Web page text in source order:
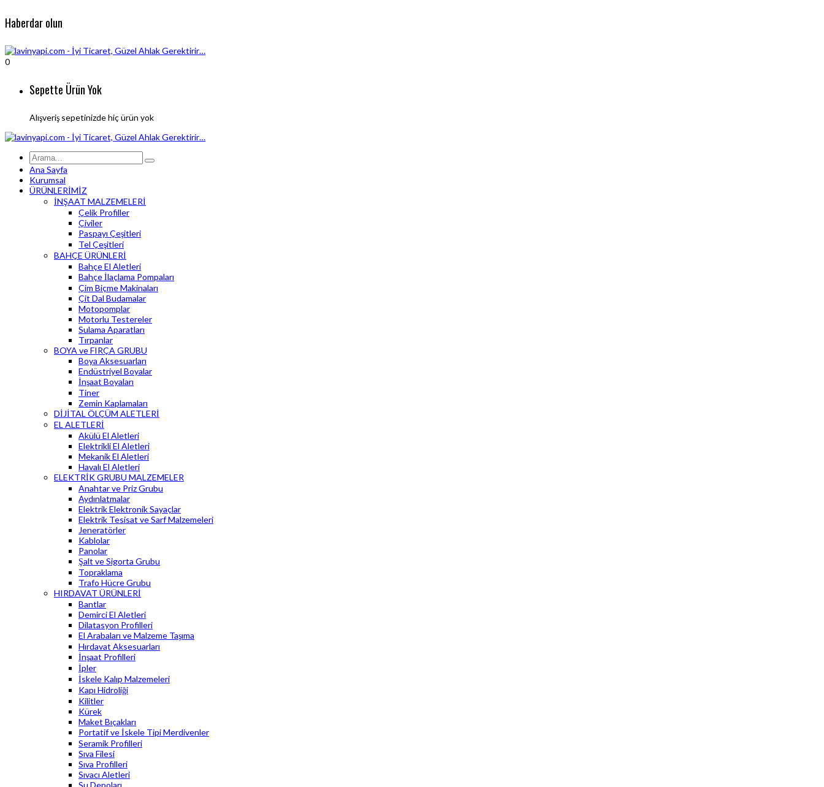
Haberdar olun
0
Sepette Ürün Yok
Alışveriş sepetinizde hiç ürün yok
Ana Sayfa
Kurumsal
ÜRÜNLERİMİZ
İNŞAAT MALZEMELERİ
Çelik Profiller
Çiviler
Paspayı Çeşitleri
Tel Çeşitleri
BAHÇE ÜRÜNLERİ
Bahçe El Aletleri
Bahçe İlaçlama Pompaları
Çim Biçme Makinaları
Çit Dal Budamalar
Motopomplar
Motorlu Testereler
Sulama Aparatları
Tırpanlar
BOYA ve FIRÇA GRUBU
Boya Aksesuarları
Endüstriyel Boyalar
İnşaat Boyaları
Tiner
Zemin Kaplamaları
DİJİTAL ÖLÇÜM ALETLERİ
EL ALETLERİ
Akülü El Aletleri
Elektrikli El Aletleri
Mekanik El Aletleri
Havalı El Aletleri
ELEKTRİK GRUBU MALZEMELER
Anahtar ve Priz Grubu
Aydınlatmalar
Elektrik Elektronik Sayaçlar
Elektrik Tesisat ve Sarf Malzemeleri
Jeneratörler
Kablolar
Panolar
Şalt ve Sigorta Grubu
Topraklama
Trafo Hücre Grubu
HIRDAVAT ÜRÜNLERİ
Bantlar
Demirci El Aletleri
Dilatasyon Profilleri
El Arabaları ve Malzeme Taşıma
Hırdavat Aksesuarları
İnşaat Profilleri
İpler
İskele Kalıp Malzemeleri
Kapı Hidroliği
Kilitler
Kürek
Maket Bıçakları
Portatif ve İskele Tipi Merdivenler
Seramik Profilleri
Sıva Filesi
Sıva Profilleri
Sıvacı Aletleri
Su Depoları